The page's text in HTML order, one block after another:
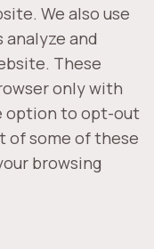
We also use
and
These
only with
option to opt-out
of some of these
browsing